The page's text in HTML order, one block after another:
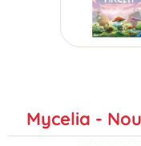
Mycelia -